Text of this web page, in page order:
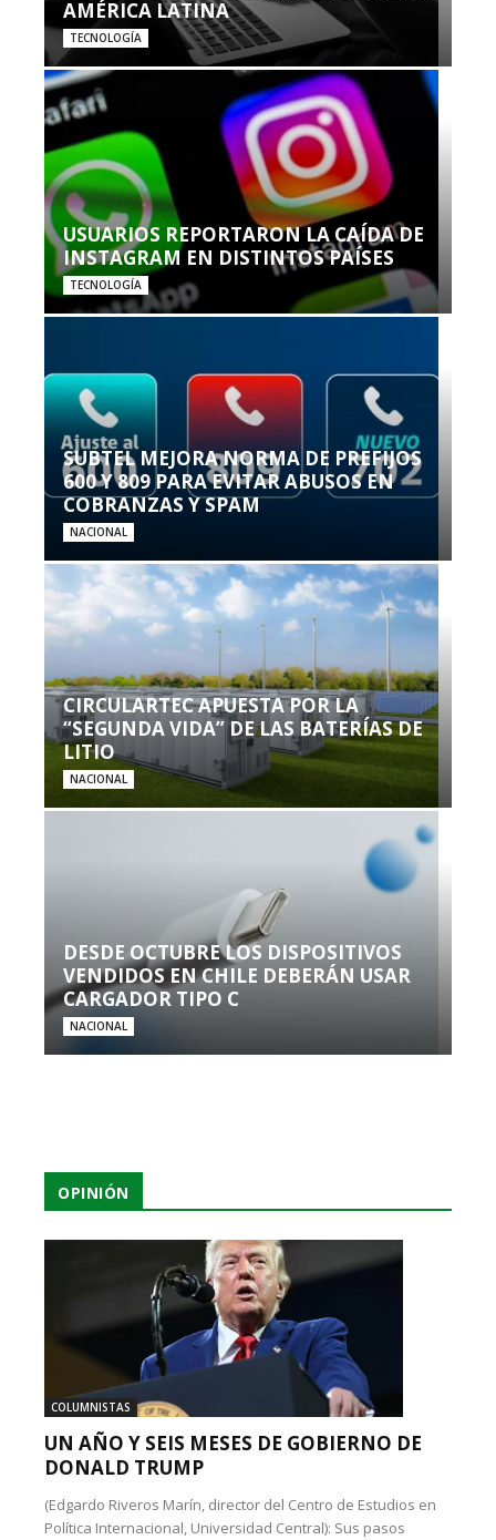
AMÉRICA LATINA
TECNOLOGÍA
USUARIOS REPORTARON LA CAÍDA DE
INSTAGRAM EN DISTINTOS PAÍSES
TECNOLOGÍA
SUBTEL MEJORA NORMA DE PREFIJOS
600 Y 809 PARA EVITAR ABUSOS EN
COBRANZAS Y SPAM
NACIONAL
CIRCULARTEC APUESTA POR LA
“SEGUNDA VIDA” DE LAS BATERÍAS DE
LITIO
NACIONAL
DESDE OCTUBRE LOS DISPOSITIVOS
VENDIDOS EN CHILE DEBERÁN USAR
CARGADOR TIPO C
NACIONAL
OPINIÓN
COLUMNISTAS
UN AÑO Y SEIS MESES DE GOBIERNO DE
DONALD TRUMP
(Edgardo Riveros Marín, director del Centro de Estudios en
Política Internacional, Universidad Central): Sus pasos